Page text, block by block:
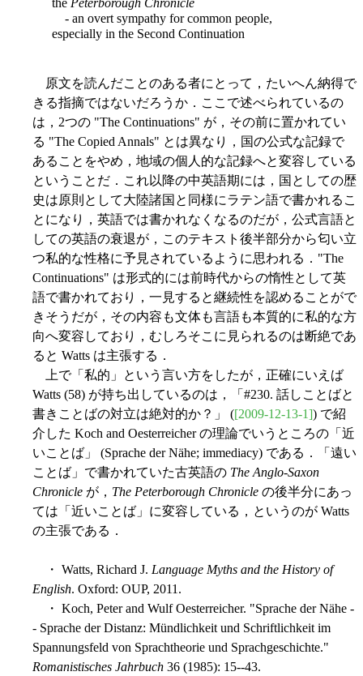
the Peterborough Chronicle
- an overt sympathy for common people,
especially in the Second Continuation
原文を読んだことのある者にとって，たいへん納得で
きる指摘ではないだろうか．ここで述べられているの
は，2つの "The Continuations" が，その前に置かれてい
る "The Copied Annals" とは異なり，国の公式な記録で
あることをやめ，地域の個人的な記録へと変容している
ということだ．これ以降の中英語期には，国としての歴
史は原則として大陸諸国と同様にラテン語で書かれるこ
とになり，英語では書かれなくなるのだが，公式言語と
しての英語の衰退が，このテキスト後半部分から匂い立
つ私的な性格に予見されているように思われる．"The
Continuations" は形式的には前時代からの惰性として英
語で書かれており，一見すると継続性を認めることがで
きそうだが，その内容も文体も言語も本質的に私的な方
向へ変容しており，むしろそこに見られるのは断絶であ
ると Watts は主張する．
上で「私的」という言い方をしたが，正確にいえば
Watts (58) が持ち出しているのは，「#230. 話しことばと
書きことばの対立は絶対的か？」 ([2009-12-13-1]) で紹
介した Koch and Oesterreicher の理論でいうところの「近
いことば」 (Sprache der Nähe; immediacy) である．「遠い
ことば」で書かれていた古英語の The Anglo-Saxon
Chronicle が， The Peterborough Chronicle の後半分にあっ
ては「近いことば」に変容している，というのが Watts
の主張である．
・ Watts, Richard J. Language Myths and the History of
English. Oxford: OUP, 2011.
・ Koch, Peter and Wulf Oesterreicher. "Sprache der Nähe -
- Sprache der Distanz: Mündlichkeit und Schriftlichkeit im
Spannungsfeld von Sprachtheorie und Sprachgeschichte."
Romanistisches Jahrbuch 36 (1985): 15--43.